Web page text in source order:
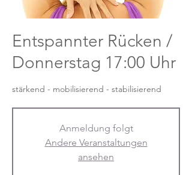
Entspannter Rücken /
Donnerstag 17:00 Uhr
stärkend - mobilisierend - stabilisierend
Anmeldung folgt
Andere Veranstaltungen
ansehen